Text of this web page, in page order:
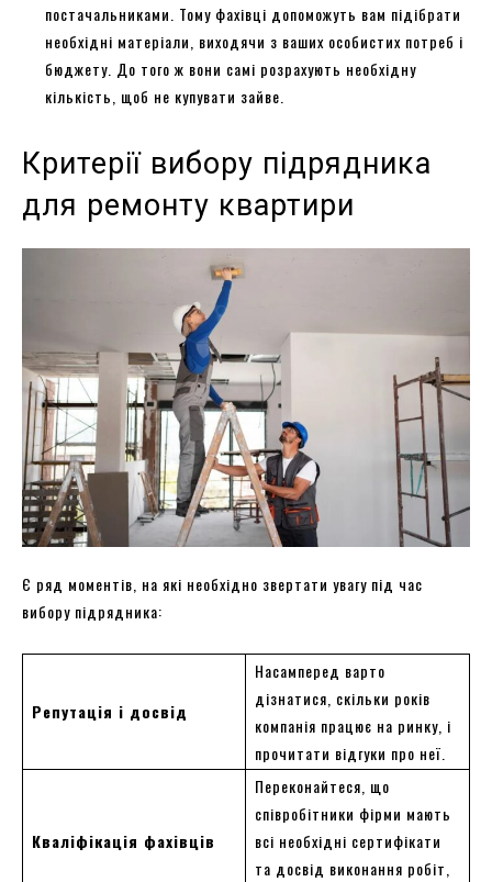
постачальниками. Тому фахівці допоможуть вам підібрати
необхідні матеріали, виходячи з ваших особистих потреб і
бюджету. До того ж вони самі розрахують необхідну
кількість, щоб не купувати зайве.
Критерії вибору підрядника
для ремонту квартири
Є ряд моментів, на які необхідно звертати увагу під час
вибору підрядника:
Репутація і досвід
Насамперед варто
дізнатися, скільки років
компанія працює на ринку, і
прочитати відгуки про неї.
Кваліфікація фахівців
Переконайтеся, що
співробітники фірми мають
всі необхідні сертифікати
та досвід виконання робіт,